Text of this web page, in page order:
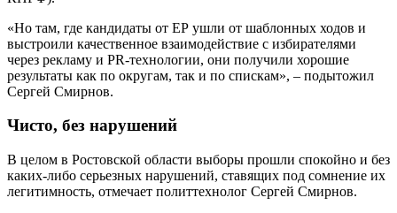
«Но там, где кандидаты от ЕР ушли от шаблонных ходов и
выстроили качественное взаимодействие с избирателями
через рекламу и PR-технологии, они получили хорошие
результаты как по округам, так и по спискам», – подытожил
Сергей Смирнов.
Чисто, без нарушений
В целом в Ростовской области выборы прошли спокойно и без
каких-либо серьезных нарушений, ставящих под сомнение их
легитимность, отмечает политтехнолог Сергей Смирнов.